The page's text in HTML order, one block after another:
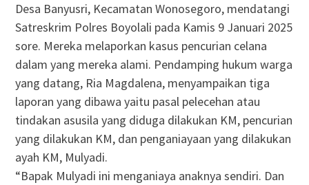
Desa Banyusri, Kecamatan Wonosegoro, mendatangi
Satreskrim Polres Boyolali pada Kamis 9 Januari 2025
sore. Mereka melaporkan kasus pencurian celana
dalam yang mereka alami. Pendamping hukum warga
yang datang, Ria Magdalena, menyampaikan tiga
laporan yang dibawa yaitu pasal pelecehan atau
tindakan asusila yang diduga dilakukan KM, pencurian
yang dilakukan KM, dan penganiayaan yang dilakukan
ayah KM, Mulyadi.
“Bapak Mulyadi ini menganiaya anaknya sendiri. Dan